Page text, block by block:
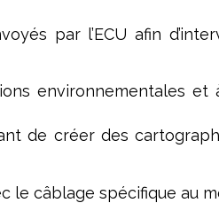
par l’ECU afin
environnementales
de créer des
le câblage spécifique au